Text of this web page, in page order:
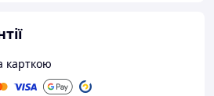
натуральна шкіра.
ТЕП
гума, відрізняється
карткою